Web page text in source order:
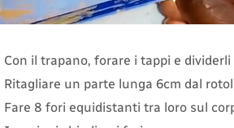
Con il trapano, forare i tappi e
Ritagliare un parte lunga 6cm dal
Fare 8 fori equidistanti tra loro sul